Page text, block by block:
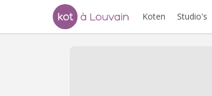
Koten Studio's